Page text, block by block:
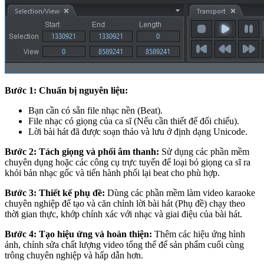
Bước 1: Chuẩn bị nguyên liệu:
Bạn cần có sẵn file nhạc nền (Beat).
File nhạc có giọng của ca sĩ (Nếu cần thiết để đối chiếu).
Lời bài hát đã được soạn thảo và lưu ở định dạng Unicode.
Bước 2: Tách giọng và phối âm thanh: Sử dụng các phần mềm
chuyên dụng hoặc các công cụ trực tuyến để loại bỏ giọng ca sĩ ra
khỏi bản nhạc gốc và tiến hành phối lại beat cho phù hợp.
Bước 3: Thiết kế phụ đề: Dùng các phần mềm làm video karaoke
chuyên nghiệp để tạo và căn chỉnh lời bài hát (Phụ đề) chạy theo
thời gian thực, khớp chính xác với nhạc và giai điệu của bài hát.
Bước 4: Tạo hiệu ứng và hoàn thiện: Thêm các hiệu ứng hình
ảnh, chỉnh sửa chất lượng video tổng thể để sản phẩm cuối cùng
trông chuyên nghiệp và hấp dẫn hơn.